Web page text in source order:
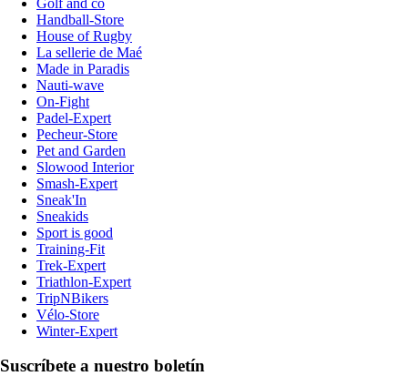
Handball-Store
House of Rugby
La sellerie de Maé
Made in Paradis
Nauti-wave
On-Fight
Padel-Expert
Pecheur-Store
Pet and Garden
Slowood Interior
Smash-Expert
Sneak'In
Sneakids
Sport is good
Training-Fit
Trek-Expert
Triathlon-Expert
TripNBikers
Vélo-Store
Winter-Expert
Suscríbete a nuestro boletín